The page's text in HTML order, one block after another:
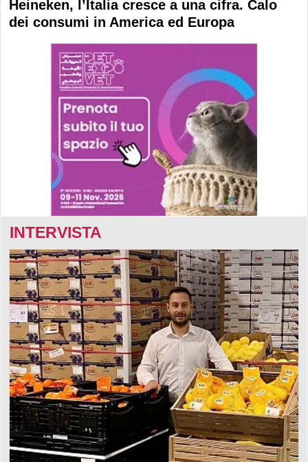
Heineken, l’Italia cresce a una cifra. Calo
dei consumi in America ed Europa
INTERVISTA